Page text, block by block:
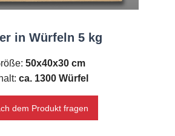
in Würfeln 5 kg
50x40x30 cm
ca. 1300 Würfel
dem Produkt fragen